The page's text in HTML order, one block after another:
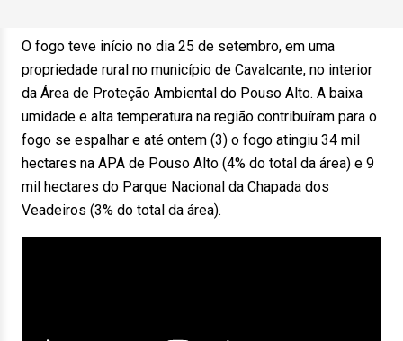
O fogo teve início no dia 25 de setembro, em uma
propriedade rural no município de Cavalcante, no interior
da Área de Proteção Ambiental do Pouso Alto. A baixa
umidade e alta temperatura na região contribuíram para o
fogo se espalhar e até ontem (3) o fogo atingiu 34 mil
hectares na APA de Pouso Alto (4% do total da área) e 9
mil hectares do Parque Nacional da Chapada dos
Veadeiros (3% do total da área).